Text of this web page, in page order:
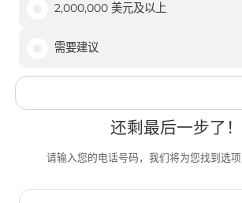
2,000,000 美元及以上
需要建议
还剩最后一步了！
请输入您的电话号码，我们将为您找到选项